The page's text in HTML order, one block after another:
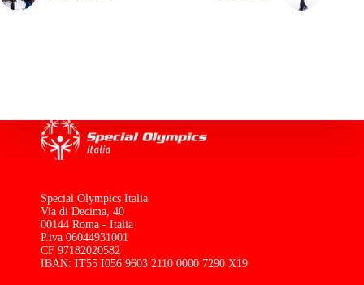
Special Olympics Italia
Via di Decima, 40
00144 Roma - Italia
P.iva 06044931001
CF 97182020582
IBAN: IT55 I056 9603 2110 0000 7290 X19